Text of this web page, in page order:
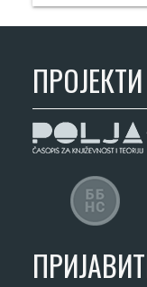
ПРОЈЕКТИ